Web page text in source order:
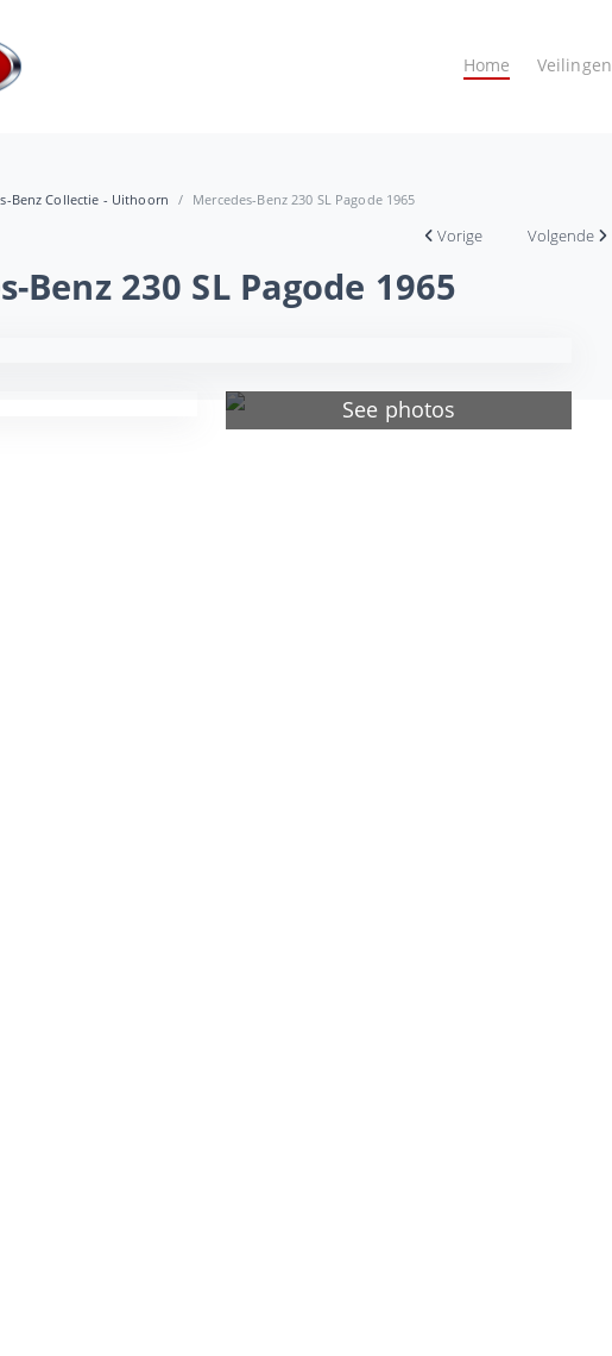
Home Veilingen
Benz Collectie - Uithoorn Mercedes-Benz 230 SL Pagode 1965
Vorige Volgende
Benz 230 SL Pagode 1965
See photos